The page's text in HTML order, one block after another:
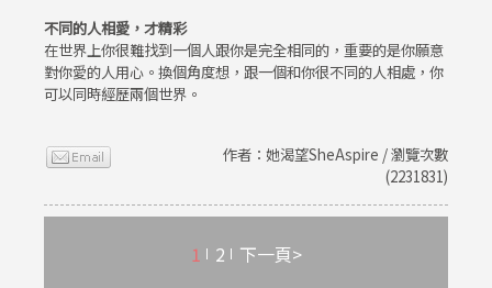
不同的人相愛，才精彩
在世界上你很難找到一個人跟你是完全相同的，重要的是你願意
對你愛的人用心。換個角度想，跟一個和你很不同的人相處，你
可以同時經歷兩個世界。
作者：她渴望SheAspire / 瀏覽次數
(2231831)
1 2 下一頁>